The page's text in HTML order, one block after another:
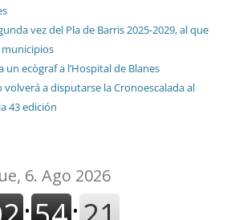
vez del Pla de Barris 2025-2029, al que
un ecògraf a l’Hospital de Blanes
volverá a disputarse la Cronoescalada al
43 edición